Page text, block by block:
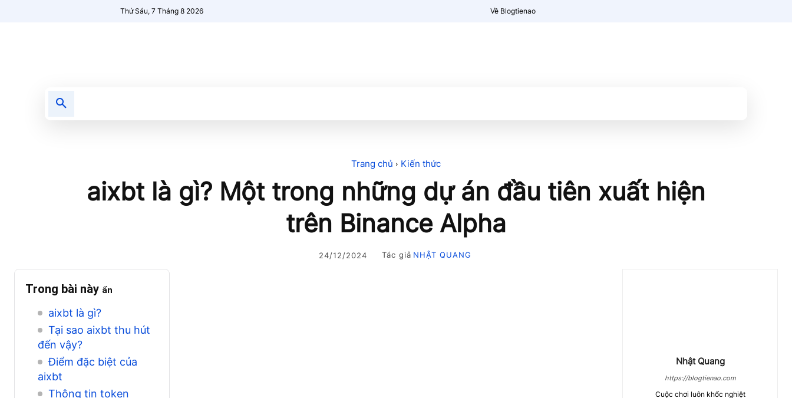
Thứ Sáu, 7 Tháng 8 2026 Về Blogtienao
Trang chủ Kiến thức
aixbt là gì? Một trong những dự án đầu tiên xuất hiện
trên Binance Alpha
24/12/2024 Tác giả NHẬT QUANG
Trong bài này ẩn
aixbt là gì?
Tại sao aixbt thu hút
đến vậy?
Điểm đặc biệt của
aixbt
Thông tin token
Nhật Quang
https://blogtienao.com
Cuộc chơi luôn khốc nghiệt